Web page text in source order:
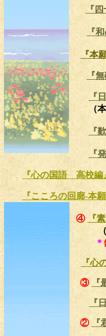
『
『
『
『
『
（本
『
『
『心の国語 高校
『こころの回廊-本
④ 『
＊
『
③
『
②